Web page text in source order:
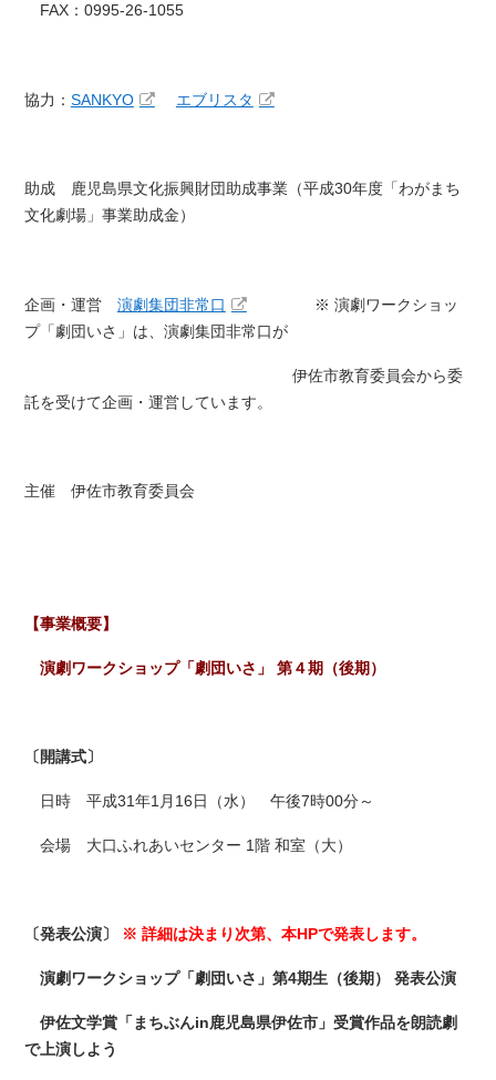
FAX：0995-26-1055
協力： SANKYO エブリスタ
助成 鹿児島県文化振興財団助成事業（平成30年度「わがまち
文化劇場」事業助成金）
企画・運営 演劇集団非常口
※ 演劇ワークショッ
プ「劇団いさ」は、演劇集団非常口が
伊佐市教育委員会から委
託を受けて企画・運営しています。
主催 伊佐市教育委員会
【事業概要】
演劇ワークショップ「劇団いさ」 第４期（後期）
〔開講式〕
日時 平成31年1月16日（水） 午後7時00分～
会場 大口ふれあいセンター 1階 和室（大）
〔発表公演〕 ※ 詳細は決まり次第、本HPで発表します。
演劇ワークショップ「劇団いさ」第4期生（後期） 発表公演
伊佐文学賞「まちぶんin鹿児島県伊佐市」受賞作品を朗読劇
で上演しよう